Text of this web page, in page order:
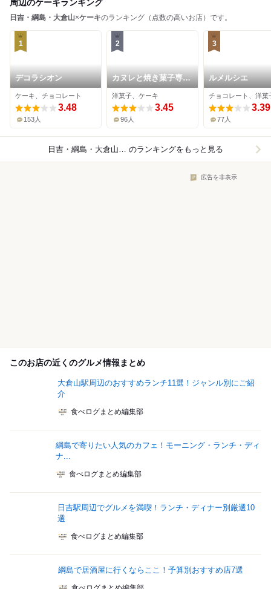
周辺のケーキランキング
日吉・綱島・大倉山×ケーキのランキング（点数の高いお店）です。
1
デコラシオン
ケーキ、チョコレート
3.48
153人
2
カヌレと焼き菓子専門
店 galbe
洋菓子、ケーキ
3.45
96人
3
ルメルシエ
3.39
77人
日吉・綱島・大倉山×ケーキ のランキングをもっと見る
広告を非表示
このお店の近くのグルメ情報まとめ
大倉山駅周辺のおすすめランチ11選！ジャンル別にご紹
介
食べログまとめ編集部
綱島で寄りたい人気のカフェ！モーニング・ランチ・ディ
ナ...
食べログまとめ編集部
日吉駅周辺でグルメを満喫！ランチ・ディナー別厳選10
選
食べログまとめ編集部
綱島で居酒屋に行くならここ！予算別おすすめ店7選